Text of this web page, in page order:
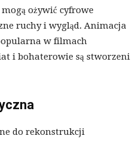
ożywić cyfrowe
ruchy i wygląd. Animacja
w filmach
i bohaterowie są stworzeni
do rekonstrukcji